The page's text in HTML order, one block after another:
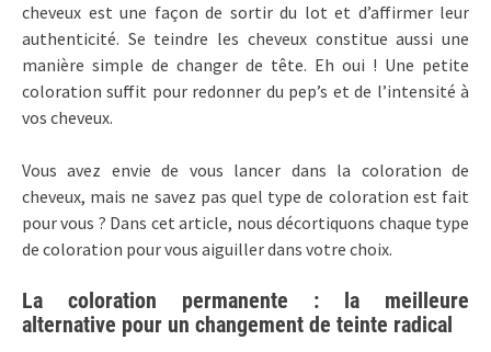
cheveux est une façon de sortir du lot et d’affirmer leur
authenticité. Se teindre les cheveux constitue aussi une
manière simple de changer de tête. Eh oui ! Une petite
coloration suffit pour redonner du pep’s et de l’intensité à
vos cheveux.
Vous avez envie de vous lancer dans la coloration de
cheveux, mais ne savez pas quel type de coloration est fait
pour vous ? Dans cet article, nous décortiquons chaque type
de coloration pour vous aiguiller dans votre choix.
La coloration permanente : la meilleure
alternative pour un changement de teinte radical